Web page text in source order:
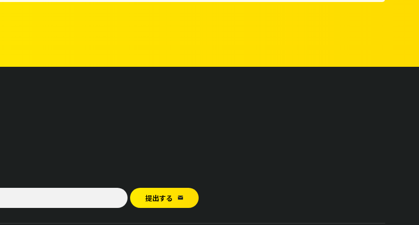
提出する 